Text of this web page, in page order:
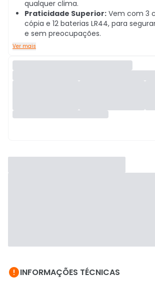
qualquer clima.
Praticidade Superior: Vem com 3
cópia e 12 baterias LR44, para
e sem preocupações.
Ver mais
INFORMAÇÕES TÉCNICAS